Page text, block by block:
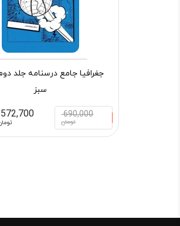
جغرافیا جامع درسنامه جلد
سبز
690,000
تومان
572,700